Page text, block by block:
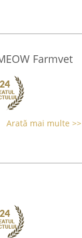
Farmvet
Arată mai multe >>